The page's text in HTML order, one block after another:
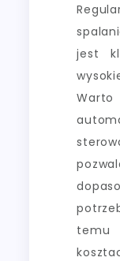
jest
temu